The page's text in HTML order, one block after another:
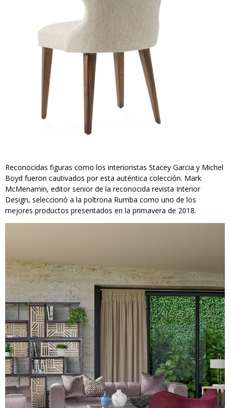
Reconocidas figuras como los interioristas Stacey Garcia y Michel
Boyd fueron cautivados por esta auténtica colección. Mark
McMenamin, editor senior de la reconocida revista Interior
Design, seleccionó a la poltrona Rumba como uno de los
mejores productos presentados en la primavera de 2018.